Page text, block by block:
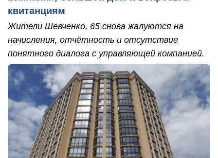
квитанциям
Жители Шевченко, 65 снова жалуются на
начисления, отчётность и отсутствие
понятного диалога с управляющей компанией.